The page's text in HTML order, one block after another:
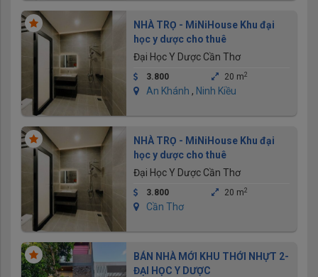
NHÀ TRỌ - MiNiHouse Khu đại
học y dược cho thuê
Đại Học Y Dược Cần Thơ
3.800 20 m2
An Khánh , Ninh Kiều
NHÀ TRỌ - MiNiHouse Khu đại
học y dược cho thuê
Đại Học Y Dược Cần Thơ
3.800 20 m2
Cần Thơ
BÁN NHÀ MỚI KHU THỚI NHỰT 2-
ĐẠI HỌC Y DƯỢC